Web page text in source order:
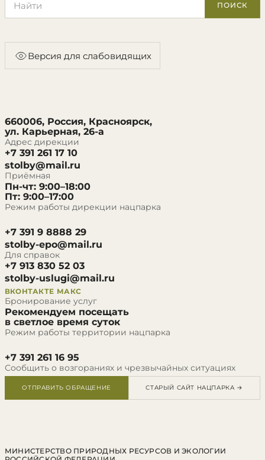
ПОИСК
Версия для слабовидящих
660006, Россия, Красноярск,
ул. Карьерная, 26-а
Адрес дирекции
+7 391 261 17 10
stolby@mail.ru
Приёмная
Пн-чт: 9:00–18:00
Пт: 9:00–17:00
Режим работы дирекции нацпарка
+7 391 9 8888 29
stolby-epo@mail.ru
Для справок
+7 913 830 52 03
stolby-uslugi@mail.ru
ВКОНТАКТЕ МАКС
Бронирование услуг
Рекомендуем посещать
в светлое время суток
Режим работы территории нацпарка
+7 391 261 16 95
Сообщить о возгораниях и чрезвычайных ситуациях
ОТПРАВИТЬ ОБРАЩЕНИЕ СТАРЫЙ САЙТ НАЦПАРКА →
МИНИСТЕРСТВО ПРИРОДНЫХ РЕСУРСОВ И ЭКОЛОГИИ